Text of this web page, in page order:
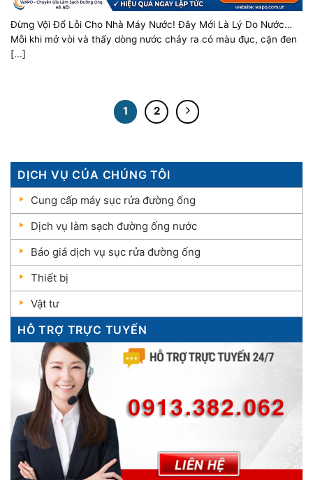
Đừng Vội Đổ Lỗi Cho Nhà Máy Nước! Đây Mới Là Lý Do Nước
Nhà Bạn Chảy Ra Cặn Đen Sau Nhiều Năm Sử Dụng
Mỗi khi mở vòi và thấy dòng nước chảy ra có màu đục, cặn đen
[...]
1 2
DỊCH VỤ CỦA CHÚNG TÔI
Cung cấp máy sục rửa đường ống
Dịch vụ làm sạch đường ống nước
Báo giá dịch vụ sục rửa đường ống
Thiết bị
Vật tư
HỖ TRỢ TRỰC TUYẾN